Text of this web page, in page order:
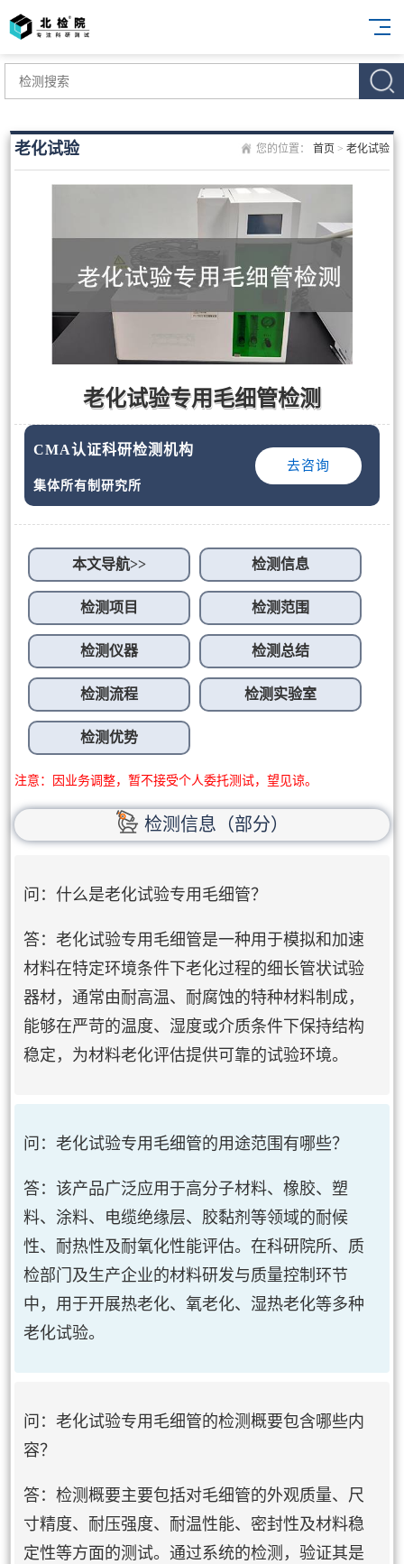
您的位置： 首页 > 老化试验
老化试验
老化试验专用毛细管检测
CMA认证科研检测机构
集体所有制研究所
去咨询
本文导航>> 检测信息
检测项目 检测范围
检测仪器 检测总结
检测流程 检测实验室
检测优势
注意：因业务调整，暂不接受个人委托测试，望见谅。
检测信息（部分）
问：什么是老化试验专用毛细管？
答：老化试验专用毛细管是一种用于模拟和加速
材料在特定环境条件下老化过程的细长管状试验
器材，通常由耐高温、耐腐蚀的特种材料制成，
能够在严苛的温度、湿度或介质条件下保持结构
稳定，为材料老化评估提供可靠的试验环境。
问：老化试验专用毛细管的用途范围有哪些？
答：该产品广泛应用于高分子材料、橡胶、塑
料、涂料、电缆绝缘层、胶黏剂等领域的耐候
性、耐热性及耐氧化性能评估。在科研院所、质
检部门及生产企业的材料研发与质量控制环节
中，用于开展热老化、氧老化、湿热老化等多种
老化试验。
问：老化试验专用毛细管的检测概要包含哪些内
容？
答：检测概要主要包括对毛细管的外观质量、尺
寸精度、耐压强度、耐温性能、密封性及材料稳
定性等方面的测试。通过系统的检测，验证其是